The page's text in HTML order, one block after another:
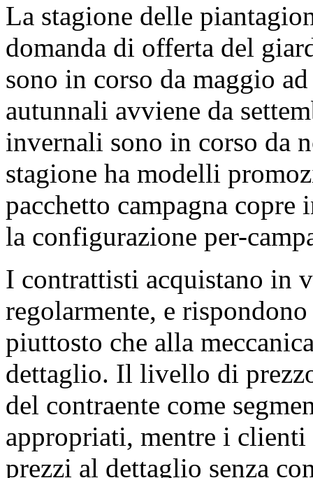
La stagione delle
domanda di offerta del
sono in corso da maggio
autunnali avviene da
invernali sono in corso da
stagione ha modelli
pacchetto campagna
la configurazione per-
I contrattisti acquistano in
regolarmente, e
piuttosto che alla
dettaglio. Il livello di
del contraente come
appropriati, mentre i
prezzi al dettaglio senza